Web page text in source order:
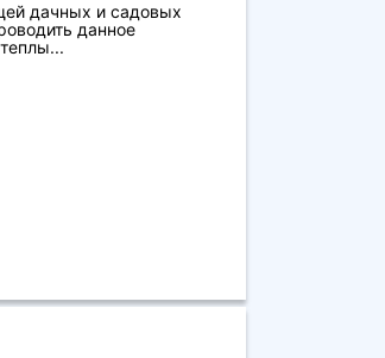
дачных и садовых
данное